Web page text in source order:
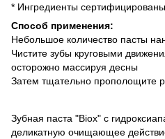
* Ингредиенты
Способ применения:
Небольшое количество пасты
Чистите зубы круговыми
осторожно массируя десны
Затем тщательно прополощите
Зубная паста "Biox" с
деликатную очищающее